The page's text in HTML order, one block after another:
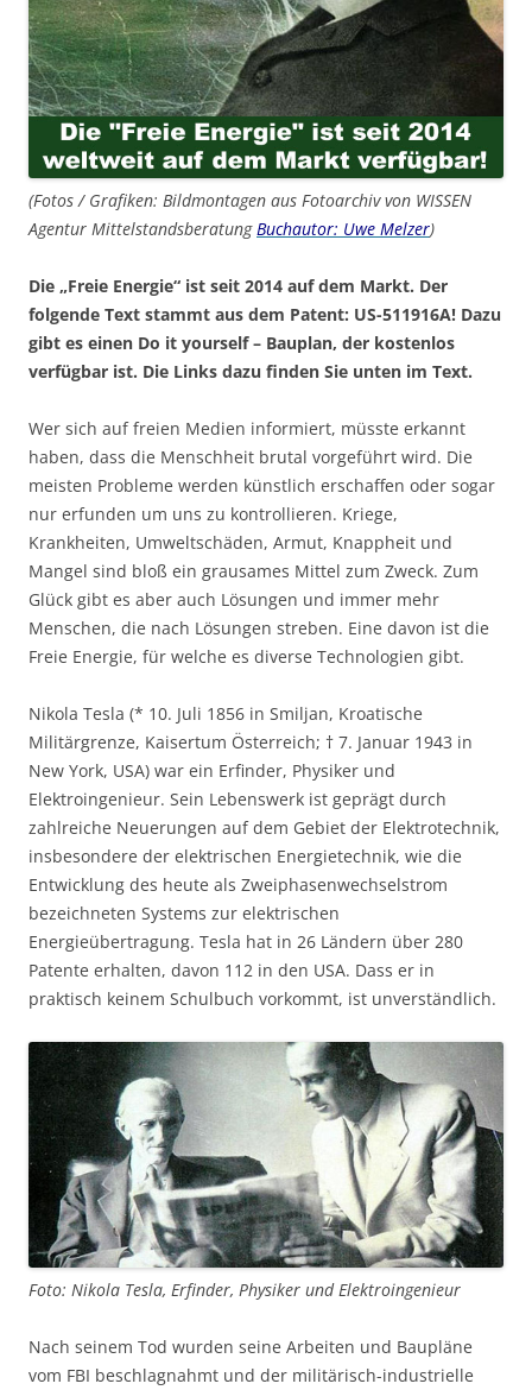
(Fotos / Grafiken: Bildmontagen aus Fotoarchiv von WISSEN
Agentur MittelstandsberatungBuchautor: Uwe Melzer)
Die „Freie Energie“ ist seit 2014 auf dem Markt. Der
folgende Text stammt aus dem Patent: US-511916A! Dazu
gibt es einen Do it yourself – Bauplan, der kostenlos
verfügbar ist. Die Links dazu finden Sie unten im Text.
Wer sich auf freien Medien informiert, müsste erkannt
haben, dass die Menschheit brutal vorgeführt wird. Die
meisten Probleme werden künstlich erschaffen oder sogar
nur erfunden um uns zu kontrollieren. Kriege,
Krankheiten, Umweltschäden, Armut, Knappheit und
Mangel sind bloß ein grausames Mittel zum Zweck. Zum
Glück gibt es aber auch Lösungen und immer mehr
Menschen, die nach Lösungen streben. Eine davon ist die
Freie Energie, für welche es diverse Technologien gibt.
Nikola Tesla (* 10. Juli 1856 in Smiljan, Kroatische
Militärgrenze, Kaisertum Österreich; † 7. Januar 1943 in
New York, USA) war ein Erfinder, Physiker und
Elektroingenieur. Sein Lebenswerk ist geprägt durch
zahlreiche Neuerungen auf dem Gebiet der Elektrotechnik,
insbesondere der elektrischen Energietechnik, wie die
Entwicklung des heute als Zweiphasenwechselstrom
bezeichneten Systems zur elektrischen
Energieübertragung. Tesla hat in 26 Ländern über 280
Patente erhalten, davon 112 in den USA. Dass er in
praktisch keinem Schulbuch vorkommt, ist unverständlich.
Foto: Nikola Tesla, Erfinder, Physiker und Elektroingenieur
Nach seinem Tod wurden seine Arbeiten und Baupläne
vom FBI beschlagnahmt und der militärisch-industrielle